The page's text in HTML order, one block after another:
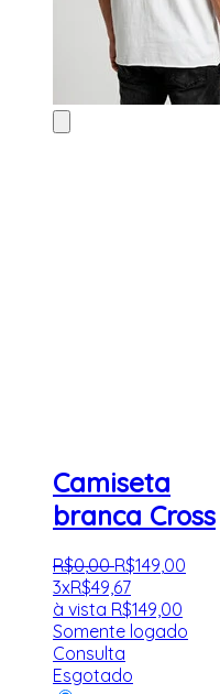
Camiseta
branca Cross
R$0,00 R$149 00
3xR$49,67
à vista R$149,00
Somente logado
Consulta
Esgotado